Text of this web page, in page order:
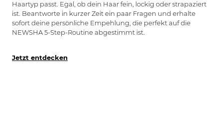
Haartyp passt. Egal, ob dein Haar fein, lockig oder strapaziert
ist. Beantworte in kurzer Zeit ein paar Fragen und erhalte
sofort deine persönliche Empehlung, die perfekt auf die
NEWSHA 5-Step-Routine abgestimmt ist.
Jetzt entdecken